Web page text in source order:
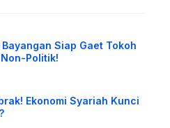
Siap Gaet Tokoh
Politik!
Ekonomi Syariah Kunci